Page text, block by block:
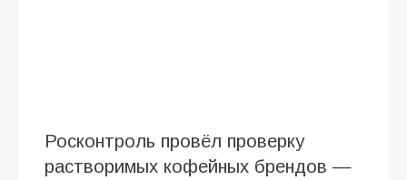
Росконтроль провёл проверку
растворимых кофейных брендов —